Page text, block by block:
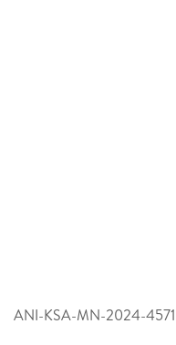
ANI-KSA-MN-2024-4571